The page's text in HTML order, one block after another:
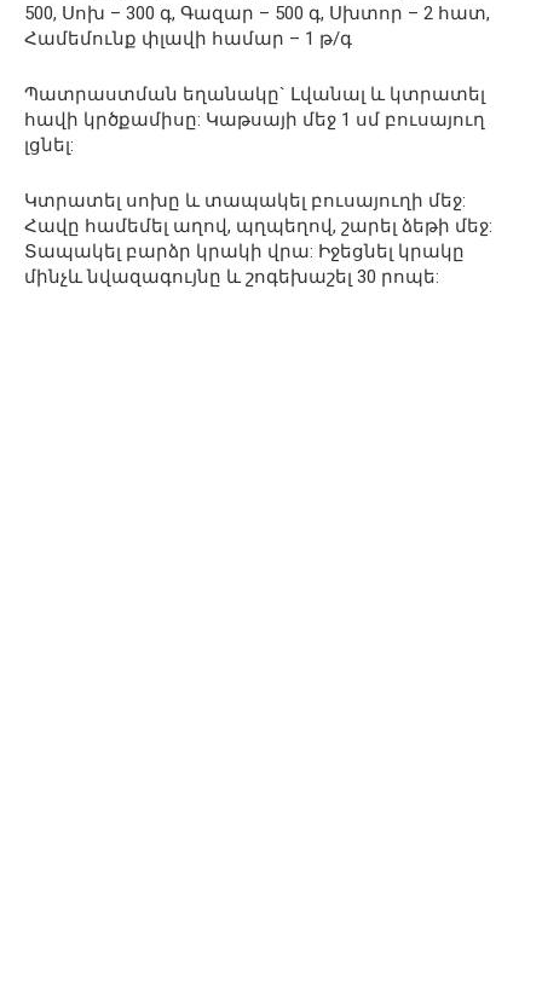
500, Սոխ – 300 գ, Գազար – 500 գ, Սխտոր – 2 հատ,
Համեմունք փլավի համար – 1 թ/գ
Պատրաստման եղանակը` Լվանալ և կտրատել
հավի կրծքամիսը: Կաթսայի մեջ 1 սմ բուսայուղ
լցնել:
Կտրատել սոխը և տապակել բուսայուղի մեջ:
Հավը համեմել աղով, պղպեղով, շարել ձեթի մեջ:
Տապակել բարձր կրակի վրա: Իջեցնել կրակը
մինչև նվազագույնը և շոգեխաշել 30 րոպե: